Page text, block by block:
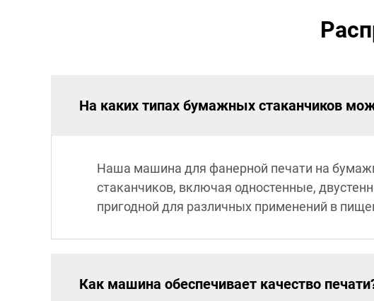
На каких типах бумажных стаканчиков
Наша машина для фанерной печати на
стаканчиков, включая одностенные,
пригодной для различных применений в
Как машина обеспечивает качество